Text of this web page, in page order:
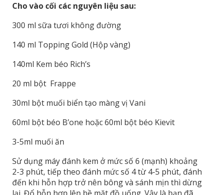
Cho vào cối các nguyên liệu sau:
300 ml sữa tươi không đường
140 ml Topping Gold (Hộp vàng)
140ml Kem béo Rich’s
20 ml bột Frappe
30ml bột muối biển tạo màng vị Vani
60ml bột béo B’one hoặc 60ml bột béo Kievit
3-5ml muối ăn
Sử dụng máy đánh kem ở mức số 6 (mạnh) khoảng
2-3 phút, tiếp theo đánh mức số 4 từ 4-5 phút, đánh
đến khi hỗn hợp trở nên bông và sánh mịn thì dừng